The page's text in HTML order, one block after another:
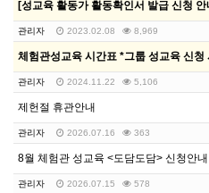
[성교육 활동가 활동확인서 발급 신청 안
관리자 2023.02.08 8,969
체험관성교육 시간표 *그룹 성교육 신청
관리자 2024.11.22 5,106
제헌절 휴관안내
관리자 2026.07.16 363
8월 체험관 성교육 <도담도담> 신청안내
관리자 2026.07.15 578